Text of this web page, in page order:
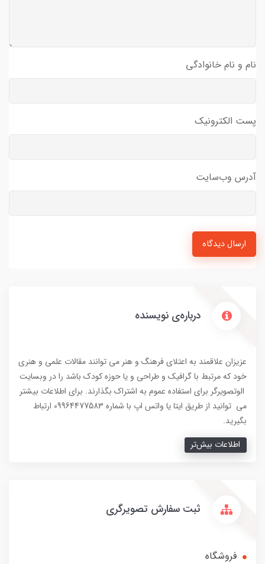
نام و نام خانوادگی
پست الکترونیک
آدرس وب‌سایت
ارسال دیدگاه
درباره‌ی نویسنده
عزیزان علاقمند به اعتلای فرهنگ و هنر می توانند مقالات علمی و هنری
خود که مرتبط با گرافیک و طراحی و یا حوزه کودک باشد را در وبسایت
الوتصویرگر برای استفاده عموم به اشتراک بگذارند. برای اطلاعات بیشتر
می توانید از طریق ایتا یا واتس اپ با شماره 09964477583 ارتباط
بگیرید.
اطلاعات بیش‌تر
ثبت سفارش تصویرگری
فروشگاه